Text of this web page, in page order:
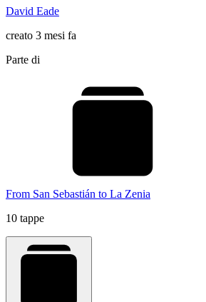
David Eade
creato 3 mesi fa
Parte di
From San Sebastián to La Zenia
10 tappe